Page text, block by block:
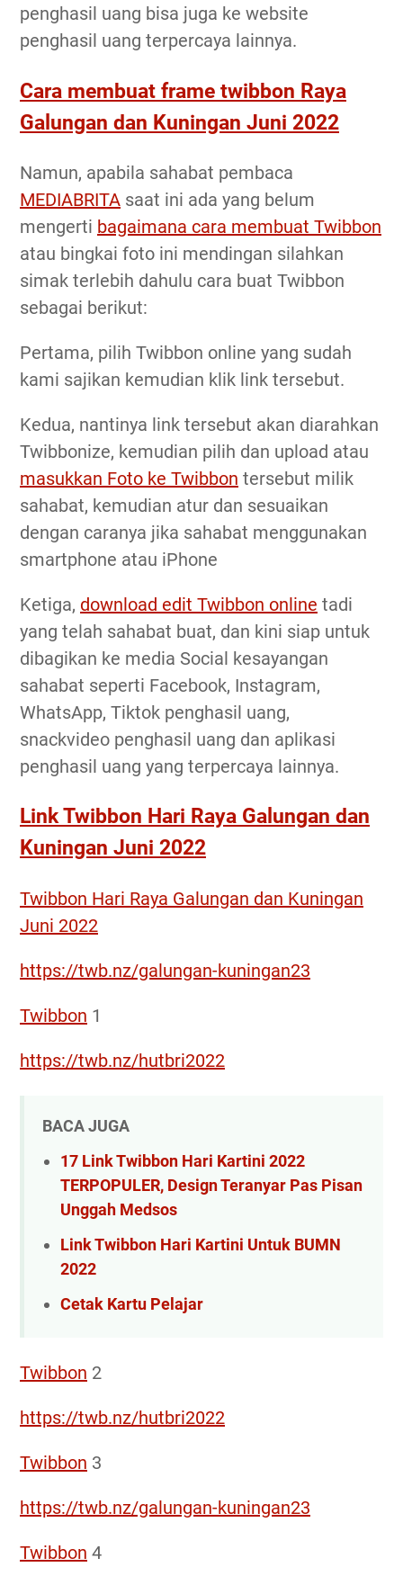
penghasil uang bisa juga ke website
penghasil uang terpercaya lainnya.
Cara membuat frame twibbon Raya
Galungan dan Kuningan Juni 2022
Namun, apabila sahabat pembaca
MEDIABRITA saat ini ada yang belum
mengerti bagaimana cara membuat Twibbon
atau bingkai foto ini mendingan silahkan
simak terlebih dahulu cara buat Twibbon
sebagai berikut:
Pertama, pilih Twibbon online yang sudah
kami sajikan kemudian klik link tersebut.
Kedua, nantinya link tersebut akan diarahkan
Twibbonize, kemudian pilih dan upload atau
masukkan Foto ke Twibbon tersebut milik
sahabat, kemudian atur dan sesuaikan
dengan caranya jika sahabat menggunakan
smartphone atau iPhone
Ketiga, download edit Twibbon online tadi
yang telah sahabat buat, dan kini siap untuk
dibagikan ke media Social kesayangan
sahabat seperti Facebook, Instagram,
WhatsApp, Tiktok penghasil uang,
snackvideo penghasil uang dan aplikasi
penghasil uang yang terpercaya lainnya.
Link Twibbon Hari Raya Galungan dan
Kuningan Juni 2022
Twibbon Hari Raya Galungan dan Kuningan
Juni 2022
https://twb.nz/galungan-kuningan23
Twibbon 1
https://twb.nz/hutbri2022
BACA JUGA
17 Link Twibbon Hari Kartini 2022
TERPOPULER, Design Teranyar Pas Pisan
Unggah Medsos
Link Twibbon Hari Kartini Untuk BUMN
2022
Cetak Kartu Pelajar
Twibbon 2
https://twb.nz/hutbri2022
Twibbon 3
https://twb.nz/galungan-kuningan23
Twibbon 4